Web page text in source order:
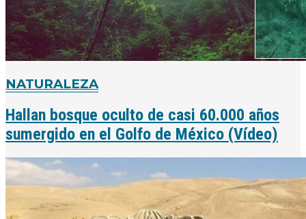
NATURALEZA
Hallan bosque oculto de casi 60.000 años
sumergido en el Golfo de México (Vídeo)